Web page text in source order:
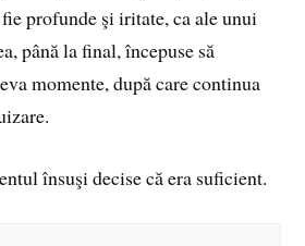
profunde şi iritate, ca ale unui
până la final, începuse să
momente, după care continua
însuşi decise că era suficient.